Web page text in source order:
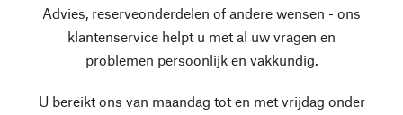
Advies, reserveonderdelen of andere wensen - ons
klantenservice helpt u met al uw vragen en
problemen persoonlijk en vakkundig.
U bereikt ons van maandag tot en met vrijdag onder